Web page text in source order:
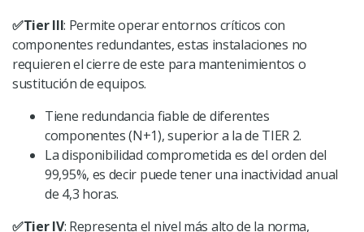
✅Tier III: Permite operar entornos críticos con
componentes redundantes, estas instalaciones no
requieren el cierre de este para mantenimientos o
sustitución de equipos.
Tiene redundancia fiable de diferentes
componentes (N+1), superior a la de TIER 2.
La disponibilidad comprometida es del orden del
99,95%, es decir puede tener una inactividad anual
de 4,3 horas.
✅Tier IV: Representa el nivel más alto de la norma,